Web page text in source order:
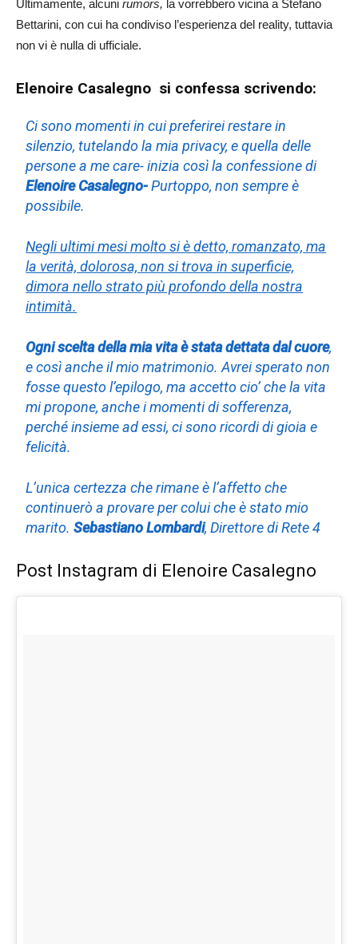
Ultimamente, alcuni rumors, la vorrebbero vicina a Stefano
Bettarini, con cui ha condiviso l’esperienza del reality, tuttavia
non vi è nulla di ufficiale.
Elenoire Casalegno si confessa scrivendo:
Ci sono momenti in cui preferirei restare in
silenzio, tutelando la mia privacy, e quella delle
persone a me care- inizia così la confessione di
Elenoire Casalegno-Purtoppo, non sempre è
possibile.
Negli ultimi mesi molto si è detto, romanzato, ma
la verità, dolorosa, non si trova in superficie,
dimora nello strato più profondo della nostra
intimità.
Ogni scelta della mia vita è stata dettata dal cuore,
e così anche il mio matrimonio. Avrei sperato non
fosse questo l’epilogo, ma accetto cio’ che la vita
mi propone, anche i momenti di sofferenza,
perché insieme ad essi, ci sono ricordi di gioia e
felicità.
L’unica certezza che rimane è l’affetto che
continuerò a provare per colui che è stato mio
marito.Sebastiano Lombardi, Direttore di Rete 4
Post Instagram di Elenoire Casalegno